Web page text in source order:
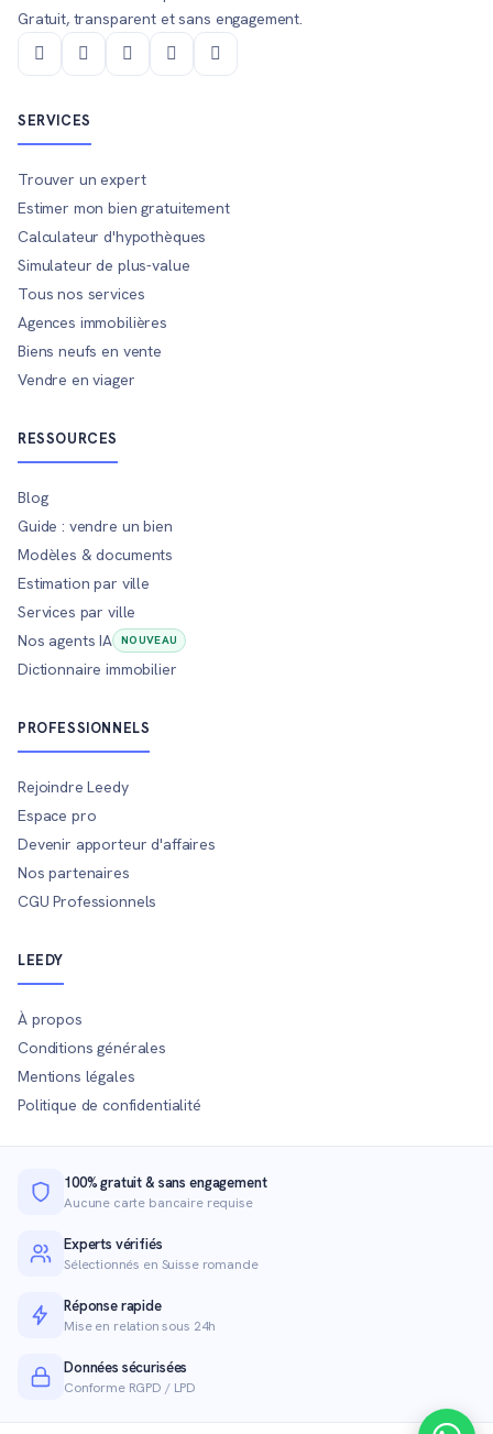
Gratuit, transparent et sans engagement.
SERVICES
Trouver un expert
Estimer mon bien gratuitement
Calculateur d'hypothèques
Simulateur de plus-value
Tous nos services
Agences immobilières
Biens neufs en vente
Vendre en viager
RESSOURCES
Blog
Guide : vendre un bien
Modèles & documents
Estimation par ville
Services par ville
Nos agents IA
NOUVEAU
Dictionnaire immobilier
PROFESSIONNELS
Rejoindre Leedy
Espace pro
Devenir apporteur d'affaires
Nos partenaires
CGU Professionnels
LEEDY
À propos
Conditions générales
Mentions légales
Politique de confidentialité
100% gratuit & sans engagement
Aucune carte bancaire requise
Experts vérifiés
Sélectionnés en Suisse romande
Réponse rapide
Mise en relation sous 24h
Données sécurisées
Conforme RGPD / LPD